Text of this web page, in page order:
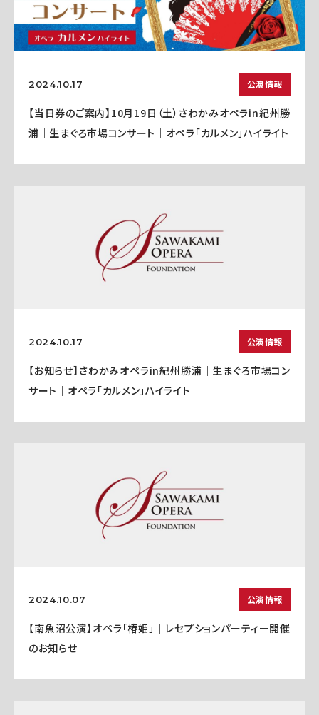
2024.10.17 公演情報
【当日券のご案内】10月19日（土）さわかみオペラin紀州勝
浦｜生まぐろ市場コンサート｜オペラ「カルメン」ハイライト
2024.10.17 公演情報
【お知らせ】さわかみオペラin紀州勝浦｜生まぐろ市場コン
サート｜オペラ「カルメン」ハイライト
2024.10.07 公演情報
【南魚沼公演】オペラ「椿姫」｜レセプションパーティー開催
のお知らせ